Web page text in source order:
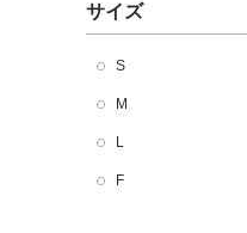
サイズ
S
M
L
F